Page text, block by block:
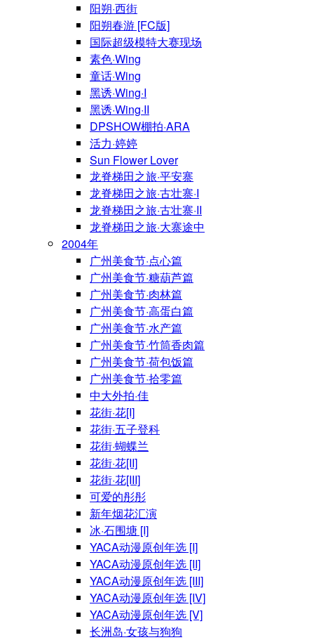
阳朔·西街
阳朔春游 [FC版]
国际超级模特大赛现场
素色·Wing
童话·Wing
黑诱·Wing·I
黑诱·Wing·II
DPSHOW棚拍·ARA
活力·婷婷
Sun Flower Lover
龙脊梯田之旅·平安寨
龙脊梯田之旅·古壮寨·I
龙脊梯田之旅·古壮寨·II
龙脊梯田之旅·大寨途中
2004年
广州美食节·点心篇
广州美食节·糖葫芦篇
广州美食节·肉林篇
广州美食节·高蛋白篇
广州美食节·水产篇
广州美食节·竹筒香肉篇
广州美食节·荷包饭篇
广州美食节·拾零篇
中大外拍·佳
花街·花[I]
花街·五子登科
花街·蝴蝶兰
花街·花[II]
花街·花[III]
可爱的彤彤
新年烟花汇演
冰·石围塘 [I]
YACA动漫原创年选 [I]
YACA动漫原创年选 [II]
YACA动漫原创年选 [III]
YACA动漫原创年选 [IV]
YACA动漫原创年选 [V]
长洲岛·女孩与狗狗